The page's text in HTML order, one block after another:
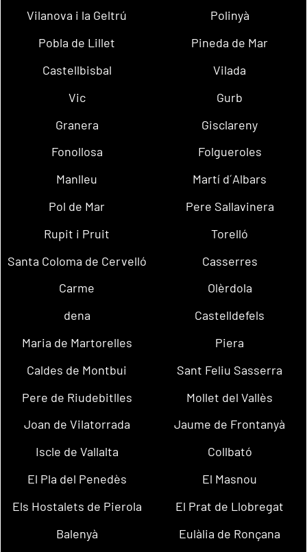
Vilanova i la Geltrú
Polinyà
Pobla de Lillet
Pineda de Mar
Castellbisbal
Vilada
Vic
Gurb
Granera
Gisclareny
Fonollosa
Folgueroles
Manlleu
Martí d´Albars
Pol de Mar
Pere Sallavinera
Rupit i Pruit
Torelló
Santa Coloma de Cervelló
Casserres
Carme
Olèrdola
dena
Castelldefels
Maria de Martorelles
Piera
Caldes de Montbui
Sant Feliu Sasserra
Pere de Riudebitlles
Mollet del Vallès
Joan de Vilatorrada
Jaume de Frontanyà
Iscle de Vallalta
Collbató
El Pla del Penedès
El Masnou
Els Hostalets de Pierola
El Prat de Llobregat
Balenyà
Eulàlia de Ronçana